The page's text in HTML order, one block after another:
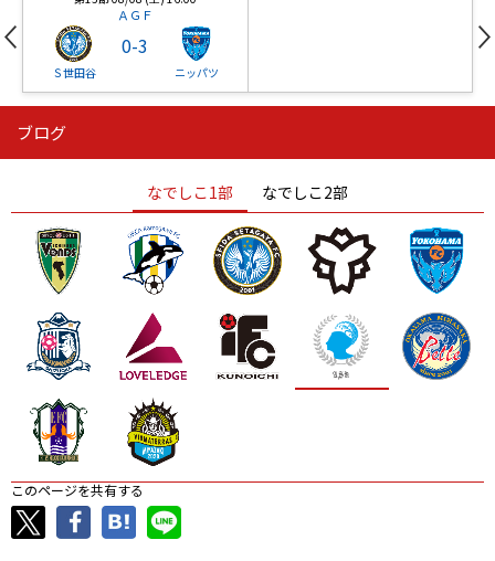
ＡＧＦ
Ｓ世田谷
0-3
ニッパツ
ニッパツ
ニッパツ 名古屋
石人の星
静岡 愛媛Ｌ
ブログ
なでしこ1部 なでしこ2部
このページを共有する